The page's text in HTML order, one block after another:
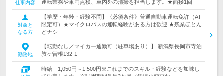
仕事内容
運転業務や車両点検、車内外の清掃を担当します。★面接1回
対象と
なる方
【学歴・年齢・経験不問】《必須条件》普通自動車運転免許（AT
限定可）★マイクロバスの運転経験がある方は歓迎 ★残業ほとん
どナシ
勤務地
【転勤なし／マイカー通勤可（駐車場あり）】 新潟県長岡市寺泊
敦ヶ曽根132-1
時給 1,050円～1,500円※これまでのスキル・経験などを加味し